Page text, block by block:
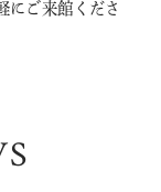
にご来館くださ